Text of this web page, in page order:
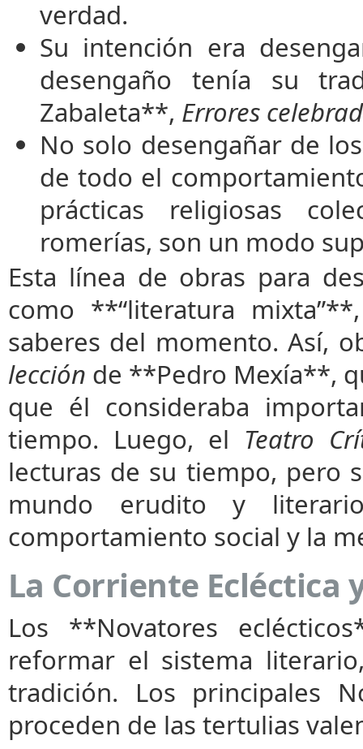
verdad.
Su intención era
desengaño tenía su
Zabaleta**, Errores
No solo desengañar de
de todo el
prácticas religiosas
romerías, son un modo
Esta línea de obras para
como **“literatura
saberes del momento. Así,
lección de **Pedro Mexía**,
que él consideraba
tiempo. Luego, el Teatro
lecturas de su tiempo, pero
mundo erudito y
comportamiento social y la
La Corriente Ecléctica
Los **Novatores
reformar el sistema
tradición. Los principales
proceden de las tertulias